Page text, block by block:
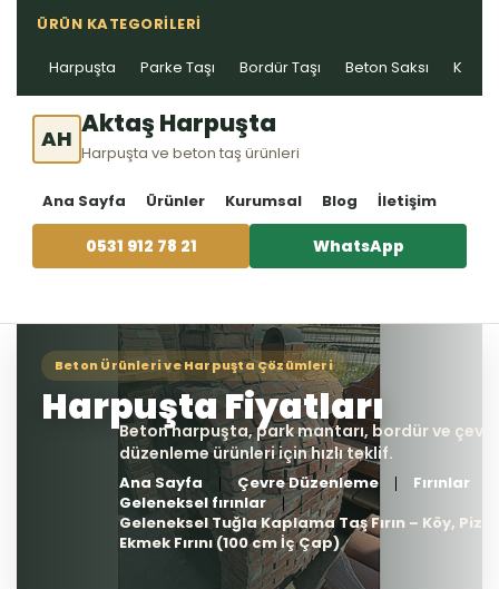
ÜRÜN KATEGORILERI
Harpuşta Parke Taşı Bordür Taşı Beton Saksı Kablo
AH Aktaş Harpuşta
Harpuşta ve beton taş ürünleri
Ana Sayfa Ürünler Kurumsal Blog İletişim
0531 912 78 21 WhatsApp
Ana Sayfa Çevre Düzenleme
Fırınlar
Geleneksel fırınlar
Geleneksel Tuğla Kaplama Taş Fırın – Köy,
Ekmek Fırını (100 cm İç Çap)